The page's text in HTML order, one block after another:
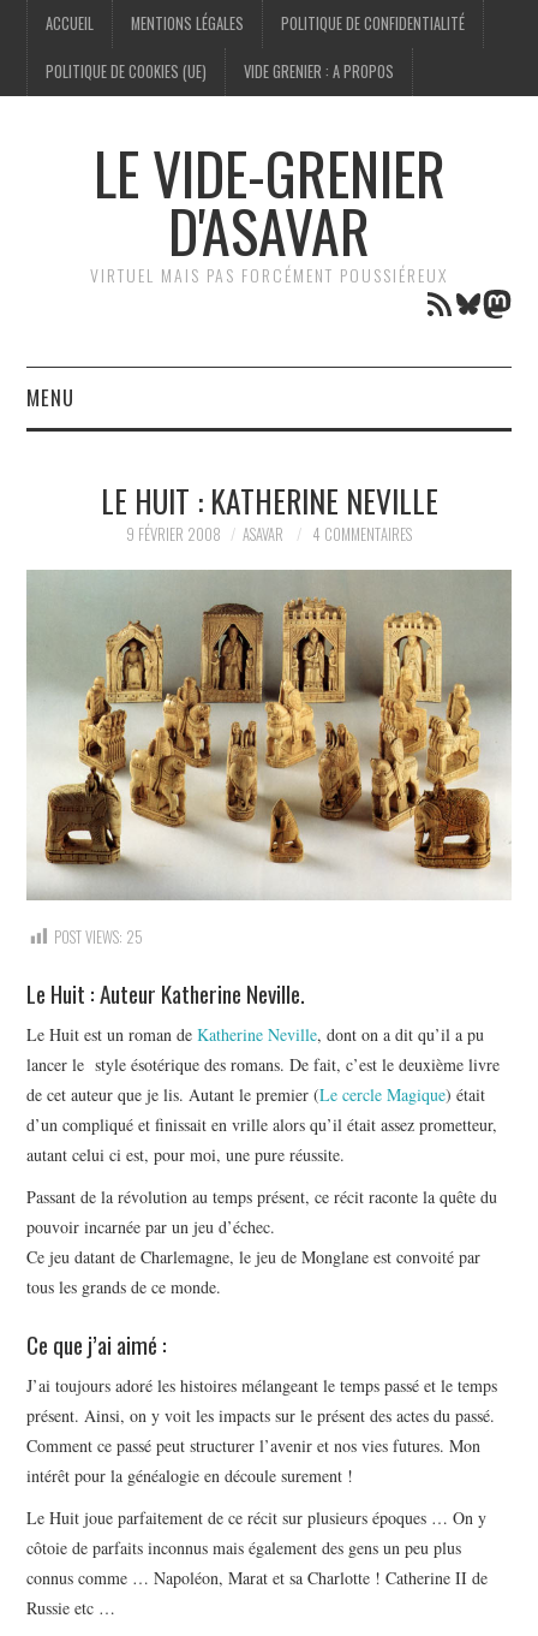
ACCUEIL MENTIONS LÉGALES POLITIQUE DE CONFIDENTIALITÉ
POLITIQUE DE COOKIES (UE) VIDE GRENIER : A PROPOS
LE VIDE-GRENIER
D'ASAVAR
VIRTUEL MAIS PAS FORCÉMENT POUSSIÉREUX
Flux RSS
MENU
GÉNÉALOGIE
LECTURES
À PROPOS
LE HUIT : KATHERINE NEVILLE
9 FÉVRIER 2008 ASAVAR 4 COMMENTAIRES
POST VIEWS: 25
Le Huit : Auteur Katherine Neville.
Le Huit est un roman deKatherine Neville, dont on a dit qu’il a pu
lancer le style ésotérique des romans. De fait, c’est le deuxième livre
de cet auteur que je lis. Autant le premier (Le cercle Magique) était
d’un compliqué et finissait en vrille alors qu’il était assez prometteur,
autant celui ci est, pour moi, une pure réussite.
Passant de la révolution au temps présent, ce récit raconte la quête du
pouvoir incarnée par un jeu d’échec.
Ce jeu datant de Charlemagne, le jeu de Monglane est convoité par
tous les grands de ce monde.
Ce que j’ai aimé :
J’ai toujours adoré les histoires mélangeant le temps passé et le temps
présent. Ainsi, on y voit les impacts sur le présent des actes du passé.
Comment ce passé peut structurer l’avenir et nos vies futures. Mon
intérêt pour la généalogie en découle surement !
Le Huit joue parfaitement de ce récit sur plusieurs époques … On y
côtoie de parfaits inconnus mais également des gens un peu plus
connus comme … Napoléon, Marat et sa Charlotte ! Catherine II de
Russie etc …